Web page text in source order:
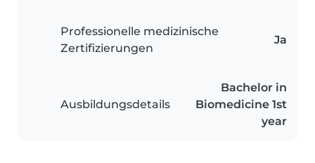
Professionelle medizinische
Zertifizierungen
Ja
Ausbildungsdetails
Bachelor in
Biomedicine 1st
year